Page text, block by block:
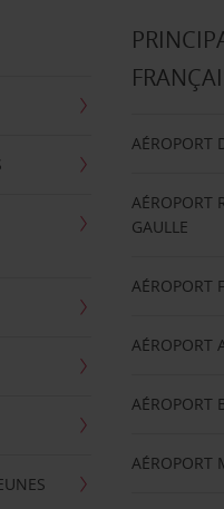
AÉROPORT
AÉROPORT
GAULLE
AÉROPORT
AÉROPORT
AÉROPORT
AÉROPORT